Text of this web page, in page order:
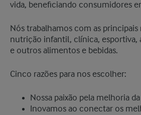
vida, beneficiando consumidores
Nós trabalhamos com as principais
nutrição infantil, clínica, esportiva,
e outros alimentos e bebidas.
Cinco razões para nos escolher:
Nossa paixão pela melhoria
Inovamos ao conectar os